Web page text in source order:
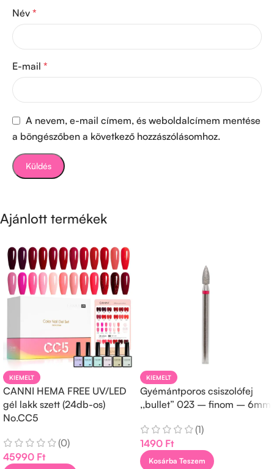
Név *
E-mail *
A nevem, e-mail címem, és weboldalcímem mentése
a böngészőben a következő hozzászólásomhoz.
Ajánlott termékek
KIEMELT
CANNI HEMA FREE UV/LED
gél lakk szett (24db-os)
No.CC5
(0)
45990 Ft
KIEMELT
Gyémántporos csiszolófej
,,bullet” 023 – finom – 6mm
(1)
1490 Ft
Kosárba Teszem